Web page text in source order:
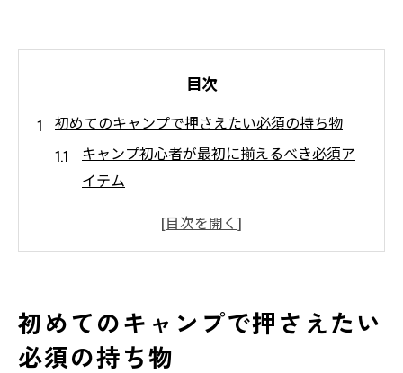
目次
初めてのキャンプで押さえたい必須の持ち物
キャンプ初心者が最初に揃えるべき必須ア
イテム
忘れ物ゼロへ導くキャンプ持ち物リストの
女子にも安心なキャンプ持ち物の選び方の
コツ
初めてのキャンプで押さえたい
必須の持ち物